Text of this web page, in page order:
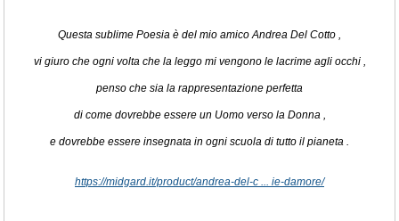
Questa sublime Poesia è del mio amico Andrea Del Cotto ,
vi giuro che ogni volta che la leggo mi vengono le lacrime agli occhi ,
penso che sia la rappresentazione perfetta
di come dovrebbe essere un Uomo verso la Donna ,
e dovrebbe essere insegnata in ogni scuola di tutto il pianeta .
https://midgard.it/product/andrea-del-c ... ie-damore/